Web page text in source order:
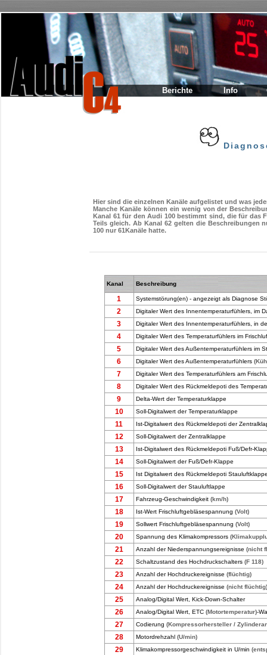
Berichte Info
Hier sind die einzelnen Kanäle aufgelistet und was
Manche Kanäle können ein wenig von der
Kanal 61 für den Audi 100 bestimmt sind, die für das
Teils gleich. Ab Kanal 62 gelten die Beschreibungen
100 nur 61Kanäle hatte.
Kanal Beschreibung
1 Systemstörung(en) - angezeigt als Diagnose
2 Digitaler Wert des Innentemperaturfühlers, im
3 Digitaler Wert des Innentemperaturfühlers, in
4 Digitaler Wert des Temperaturfühlers im
5 Digitaler Wert des Außentemperaturfühlers im
6 Digitaler Wert des Außentemperaturfühlers
7 Digitaler Wert des Temperaturfühlers am
8 Digitaler Wert des Rückmeldepoti des
9 Delta-Wert der Temperaturklappe
10 Soll-Digitalwert der Temperaturklappe
11 Ist-Digitalwert des Rückmeldepoti der
12 Soll-Digitalwert der Zentralklappe
13 Ist-Digitalwert des Rückmeldepoti Fuß/Defr-
14 Soll-Digitalwert der Fuß/Defr-Klappe
15 Ist Digitalwert des Rückmeldepoti
16 Soll-Digitalwert der Stauluftlappe
17 Fahrzeug-Geschwindigkeit (km/h)
18 Ist-Wert Frischluftgebläsespannung (Volt)
19 Sollwert Frischluftgebläsespannung (Volt)
20 Spannung des Klimakompressors
21 Anzahl der Niederspannungsereignisse (nicht
22 Schaltzustand des Hochdruckschalters (F 118)
23 Anzahl der Hochdruckereignisse (flüchtig)
24 Anzahl der Hochdruckereignisse (nicht flüchtig)
25 Analog/Digital Wert, Kick-Down-Schalter
26 Analog/Digital Wert, ETC (Motortemperatur)-
27 Codierung (Kompressorhersteller /
28 Motordrehzahl (U/min)
29 Klimakompressorgeschwindigkeit in U/min